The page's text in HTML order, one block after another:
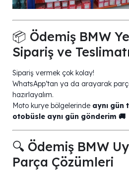
📦 Ödemiş BMW
Sipariş ve
Sipariş vermek çok kolay!
WhatsApp’tan ya da arayarak
hazırlayalım.
Moto kurye bölgelerinde aynı gün
otobüsle aynı gün gönderim 🚚
🔍 Ödemiş BMW
Parça Çözümleri